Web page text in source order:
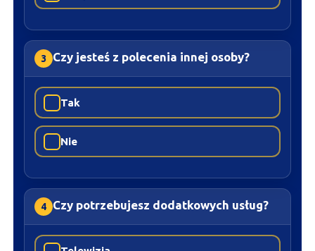
3 Czy jesteś z polecenia innej osoby?
Tak
Nie
4 Czy potrzebujesz dodatkowych usług?